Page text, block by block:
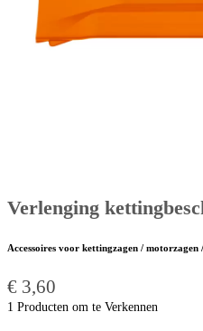
Verlenging
Accessoires voor kettingzagen /
€ 3,60
1 Producten om te Verkennen